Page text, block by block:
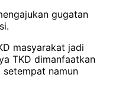
gugatan
masyarakat jadi
TKD dimanfaatkan
namun